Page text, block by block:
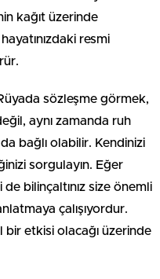
kağıt üzerinde
resmi
sözleşme görmek,
aynı zamanda ruh
bağlı olabilir. Kendinizi
sorgulayın. Eğer
bilinçaltınız size önemli
çalışıyordur.
bir etkisi olacağı üzerinde